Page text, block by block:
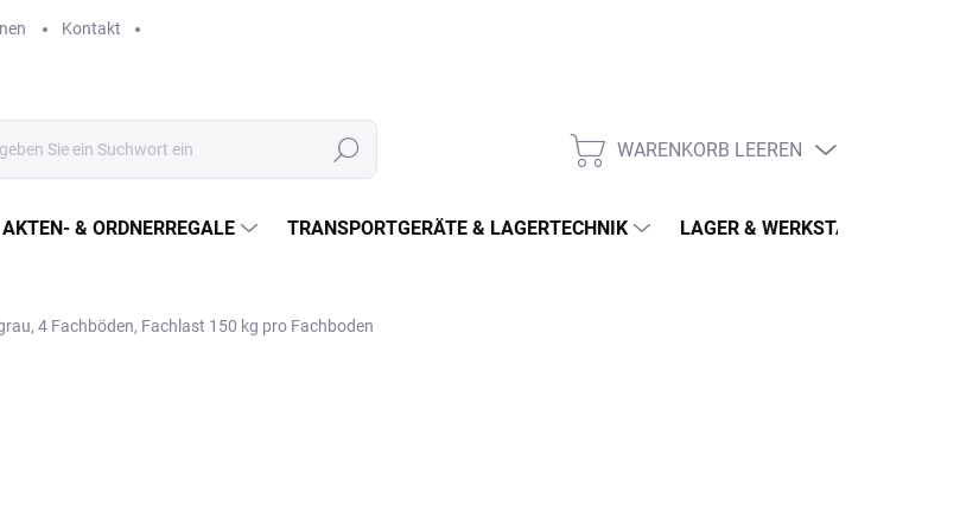
Kontakt
Suchen WARENKORB
WARENKORB LEEREN
AKTEN- & ORDNERREGALE TRANSPORTGERÄTE & LAGERTECHNIK LAGER & WERKSTATT
4 Fachböden, Fachlast 150 kg pro Fachboden